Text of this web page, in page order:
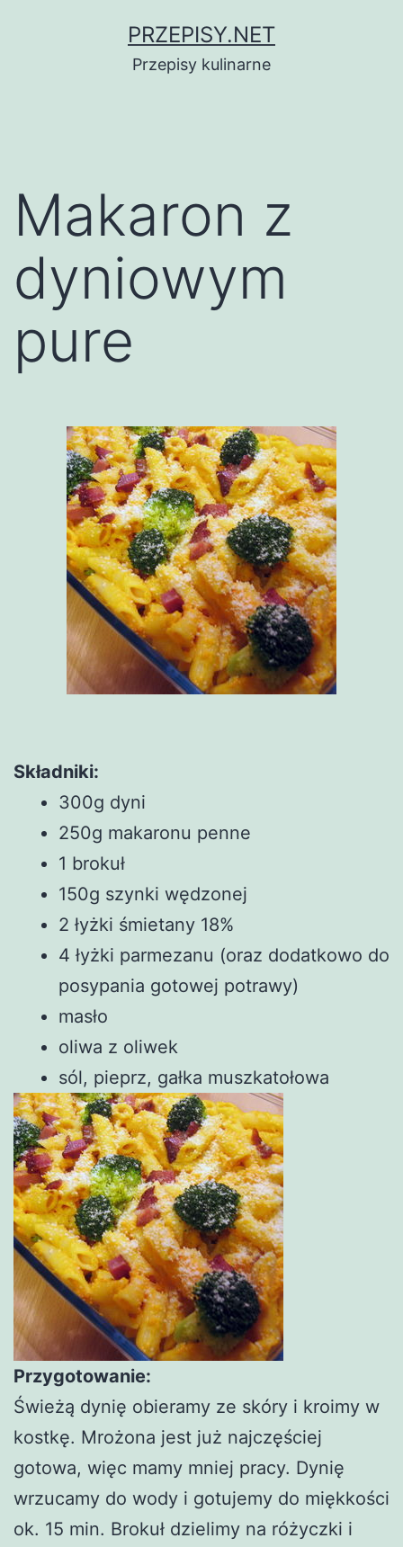
PRZEPISY.NET
Przepisy kulinarne
Makaron z
dyniowym
pure
Składniki:
300g dyni
250g makaronu penne
1 brokuł
150g szynki wędzonej
2 łyżki śmietany 18%
4 łyżki parmezanu (oraz dodatkowo do
posypania gotowej potrawy)
masło
oliwa z oliwek
sól, pieprz, gałka muszkatołowa
Przygotowanie:
Świeżą dynię obieramy ze skóry i kroimy w
kostkę. Mrożona jest już najczęściej
gotowa, więc mamy mniej pracy. Dynię
wrzucamy do wody i gotujemy do miękkości
ok. 15 min. Brokuł dzielimy na różyczki i